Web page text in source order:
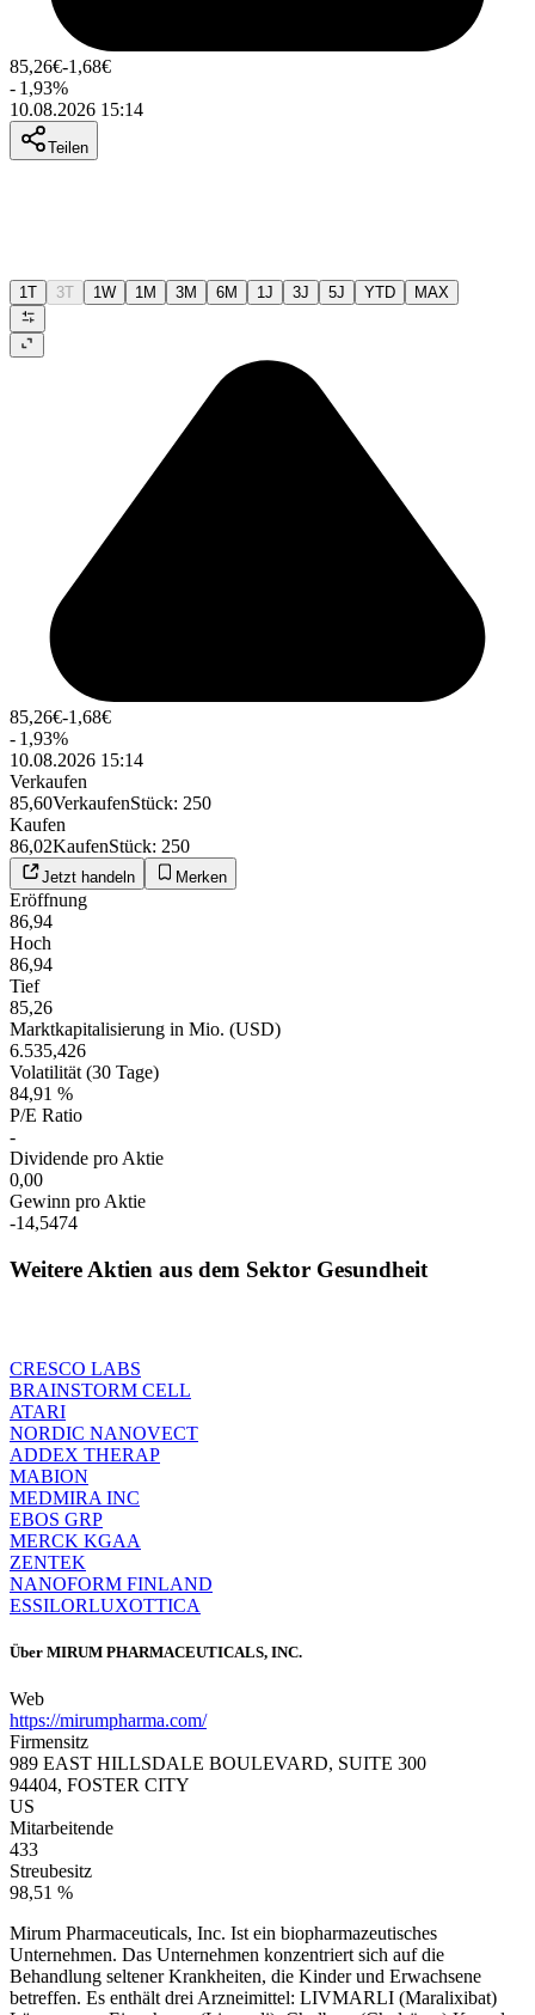
85,26€-1,68€
- 1,93%
10.08.2026 15:14
Teilen
1T 3T 1W 1M 3M 6M 1J 3J 5J YTD MAX
85,26€-1,68€
- 1,93%
10.08.2026 15:14
Verkaufen
85,60VerkaufenStück: 250
Kaufen
86,02KaufenStück: 250
Jetzt handeln Merken
Eröffnung
86,94
Hoch
86,94
Tief
85,26
Marktkapitalisierung in Mio. (USD)
6.535,426
Volatilität (30 Tage)
84,91 %
P/E Ratio
-
Dividende pro Aktie
0,00
Gewinn pro Aktie
-14,5474
Weitere Aktien aus dem Sektor Gesundheit
CRESCO LABS
BRAINSTORM CELL
ATARI
NORDIC NANOVECT
ADDEX THERAP
MABION
MEDMIRA INC
EBOS GRP
MERCK KGAA
ZENTEK
NANOFORM FINLAND
ESSILORLUXOTTICA
Über MIRUM PHARMACEUTICALS, INC.
Web
https://mirumpharma.com/
Firmensitz
989 EAST HILLSDALE BOULEVARD, SUITE 300
94404, FOSTER CITY
US
Mitarbeitende
433
Streubesitz
98,51 %
Mirum Pharmaceuticals, Inc. Ist ein biopharmazeutisches
Unternehmen. Das Unternehmen konzentriert sich auf die
Behandlung seltener Krankheiten, die Kinder und Erwachsene
betreffen. Es enthält drei Arzneimittel: LIVMARLI (Maralixibat)